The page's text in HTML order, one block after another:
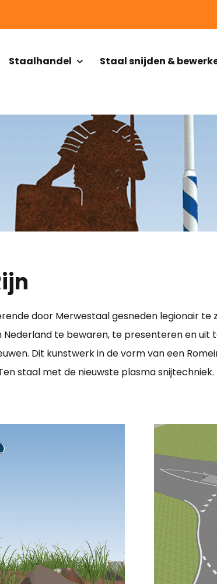
Staalhandel Staal snijden &
door Merwestaal gesneden legionair
te bewaren, te presenteren en uit
Dit kunstwerk in de vorm van een
staal met de nieuwste plasma snijtechniek.